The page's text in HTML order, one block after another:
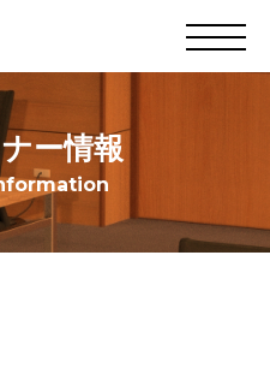
ー情報